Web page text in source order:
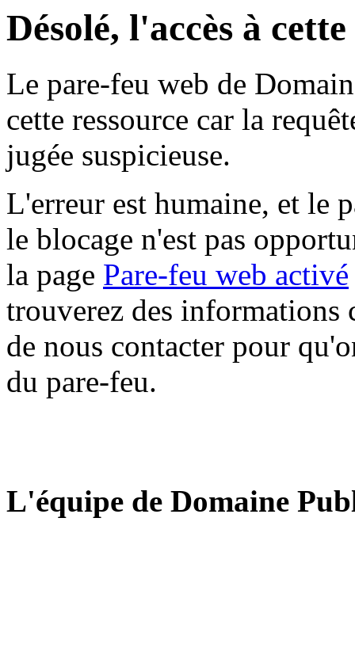
Désolé, l'accès à
Le pare-feu web de
cette ressource car la
jugée suspicieuse.
L'erreur est humaine, et le
le blocage n'est pas
la page Pare-feu web activé
trouverez des informations
de nous contacter pour
du pare-feu.
L'équipe de Domaine